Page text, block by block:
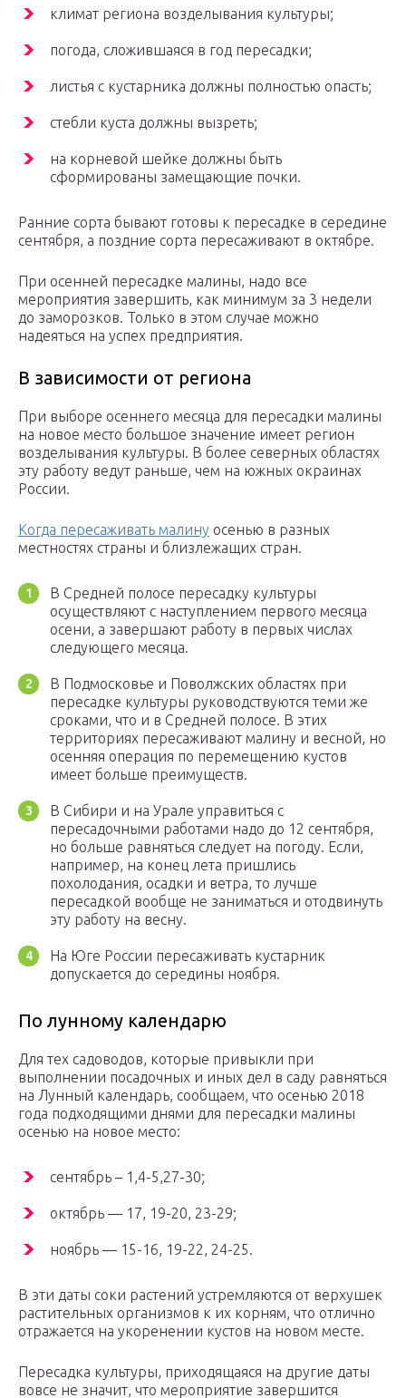
климат региона возделывания культуры;
погода, сложившаяся в год пересадки;
листья с кустарника должны полностью опасть;
стебли куста должны вызреть;
на корневой шейке должны быть
сформированы замещающие почки.
Ранние сорта бывают готовы к пересадке в середине
сентября, а поздние сорта пересаживают в октябре.
При осенней пересадке малины, надо все
мероприятия завершить, как минимум за 3 недели
до заморозков. Только в этом случае можно
надеяться на успех предприятия.
В зависимости от региона
При выборе осеннего месяца для пересадки малины
на новое место большое значение имеет регион
возделывания культуры. В более северных областях
эту работу ведут раньше, чем на южных окраинах
России.
Когда пересаживать малину осенью в разных
местностях страны и близлежащих стран.
В Средней полосе пересадку культуры
осуществляют с наступлением первого месяца
осени, а завершают работу в первых числах
следующего месяца.
В Подмосковье и Поволжских областях при
пересадке культуры руководствуются теми же
сроками, что и в Средней полосе. В этих
территориях пересаживают малину и весной, но
осенняя операция по перемещению кустов
имеет больше преимуществ.
В Сибири и на Урале управиться с
пересадочными работами надо до 12 сентября,
но больше равняться следует на погоду. Если,
например, на конец лета пришлись
похолодания, осадки и ветра, то лучше
пересадкой вообще не заниматься и отодвинуть
эту работу на весну.
На Юге России пересаживать кустарник
допускается до середины ноября.
По лунному календарю
Для тех садоводов, которые привыкли при
выполнении посадочных и иных дел в саду равняться
на Лунный календарь, сообщаем, что осенью 2018
года подходящими днями для пересадки малины
осенью на новое место:
сентябрь – 1,4-5,27-30;
октябрь — 17, 19-20, 23-29;
ноябрь — 15-16, 19-22, 24-25.
В эти даты соки растений устремляются от верхушек
растительных организмов к их корням, что отлично
отражается на укоренении кустов на новом месте.
Пересадка культуры, приходящаяся на другие даты
вовсе не значит, что мероприятие завершится